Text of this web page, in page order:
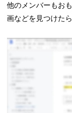
他のメンバーもお
画などを見つけた